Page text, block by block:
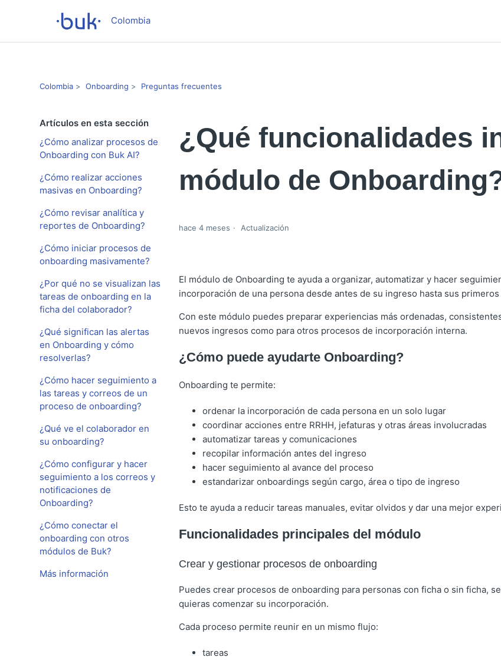
Colombia
Colombia Onboarding Preguntas frecuentes
Artículos en esta sección
¿Cómo analizar procesos de
Onboarding con Buk AI?
¿Cómo realizar acciones
masivas en Onboarding?
¿Cómo revisar analítica y
reportes de Onboarding?
¿Cómo iniciar procesos de
onboarding masivamente?
¿Por qué no se visualizan las
tareas de onboarding en la
ficha del colaborador?
¿Qué significan las alertas
en Onboarding y cómo
resolverlas?
¿Cómo hacer seguimiento a
las tareas y correos de un
proceso de onboarding?
¿Qué ve el colaborador en
su onboarding?
¿Cómo configurar y hacer
seguimiento a los correos y
notificaciones de
Onboarding?
¿Cómo conectar el
onboarding con otros
módulos de Buk?
Más información
¿Qué funcionalidades
módulo de
hace 4 meses Actualización
El módulo de Onboarding te ayuda a organizar, automatizar y hacer
incorporación de una persona desde antes de su ingreso hasta sus
Con este módulo puedes preparar experiencias más ordenadas,
nuevos ingresos como para otros procesos de incorporación interna.
¿Cómo puede ayudarte Onboarding?
Onboarding te permite:
ordenar la incorporación de cada persona en un solo lugar
coordinar acciones entre RRHH, jefaturas y otras áreas involucradas
automatizar tareas y comunicaciones
recopilar información antes del ingreso
hacer seguimiento al avance del proceso
estandarizar onboardings según cargo, área o tipo de ingreso
Esto te ayuda a reducir tareas manuales, evitar olvidos y dar una mejor
Funcionalidades principales del módulo
Crear y gestionar procesos de onboarding
Puedes crear procesos de onboarding para personas con ficha o sin ficha,
quieras comenzar su incorporación.
Cada proceso permite reunir en un mismo flujo:
tareas